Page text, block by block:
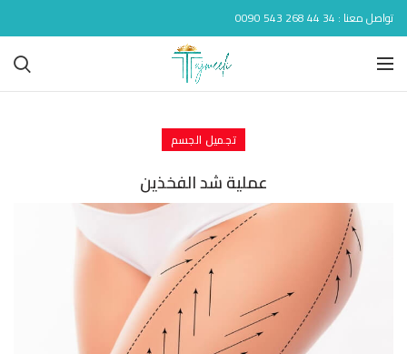
تواصل معنا : 34 44 268 543 0090
تجميل الجسم
عملية شد الفخذين